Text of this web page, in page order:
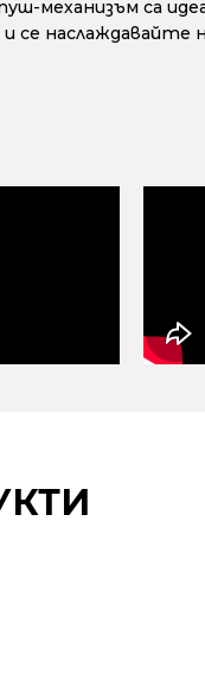
механизъм са
се